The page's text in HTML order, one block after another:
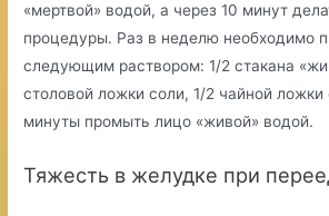
«мертвой» водой, а через 10 минут
процедуры. Раз в неделю необходимо
следующим раствором: 1/2 стакана
столовой ложки соли, 1/2 чайной
минуты промыть лицо «живой» водой.
Тяжесть в желудке при